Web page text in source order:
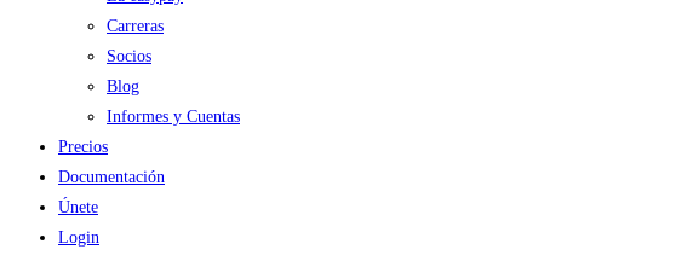
Carreras
Socios
Blog
Informes y Cuentas
Precios
Documentación
Únete
Login